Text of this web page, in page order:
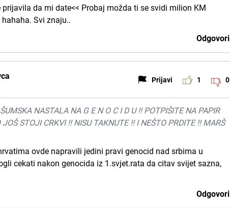
da mi date<< Probaj možda ti se svidi milion KM
Svi znaju..
Odgovori
Prijavi 1 0
NASTALA NA G E N O C I D U !! POTPIŠITE NA PAPIR
STOJI CRKVI !! NISU TAKNUTE !! I NEŠTO PRDITE !! MARŠ
ovde napravili jedini pravi genocid nad srbima u
cekati nakon genocida iz 1.svjet.rata da citav svijet sazna,
Odgovori